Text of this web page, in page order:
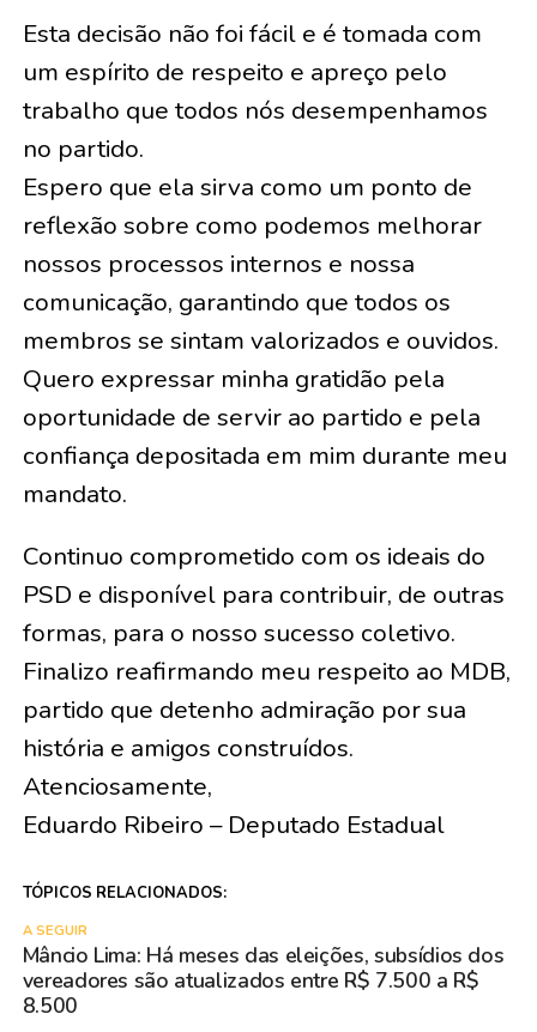
Esta decisão não foi fácil e é tomada com
um espírito de respeito e apreço pelo
trabalho que todos nós desempenhamos
no partido.
Espero que ela sirva como um ponto de
reflexão sobre como podemos melhorar
nossos processos internos e nossa
comunicação, garantindo que todos os
membros se sintam valorizados e ouvidos.
Quero expressar minha gratidão pela
oportunidade de servir ao partido e pela
confiança depositada em mim durante meu
mandato.
Continuo comprometido com os ideais do
PSD e disponível para contribuir, de outras
formas, para o nosso sucesso coletivo.
Finalizo reafirmando meu respeito ao MDB,
partido que detenho admiração por sua
história e amigos construídos.
Atenciosamente,
Eduardo Ribeiro – Deputado Estadual
TÓPICOS RELACIONADOS:
A SEGUIR
Mâncio Lima: Há meses das eleições, subsídios dos
vereadores são atualizados entre R$ 7.500 a R$
8.500